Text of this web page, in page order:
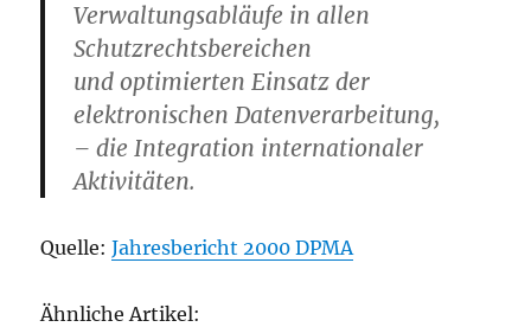
Verwaltungsabläufe in allen
Schutzrechtsbereichen
und optimierten Einsatz der
elektronischen Datenverarbeitung,
– die Integration internationaler
Aktivitäten.
Quelle:Jahresbericht 2000 DPMA
Ähnliche Artikel: